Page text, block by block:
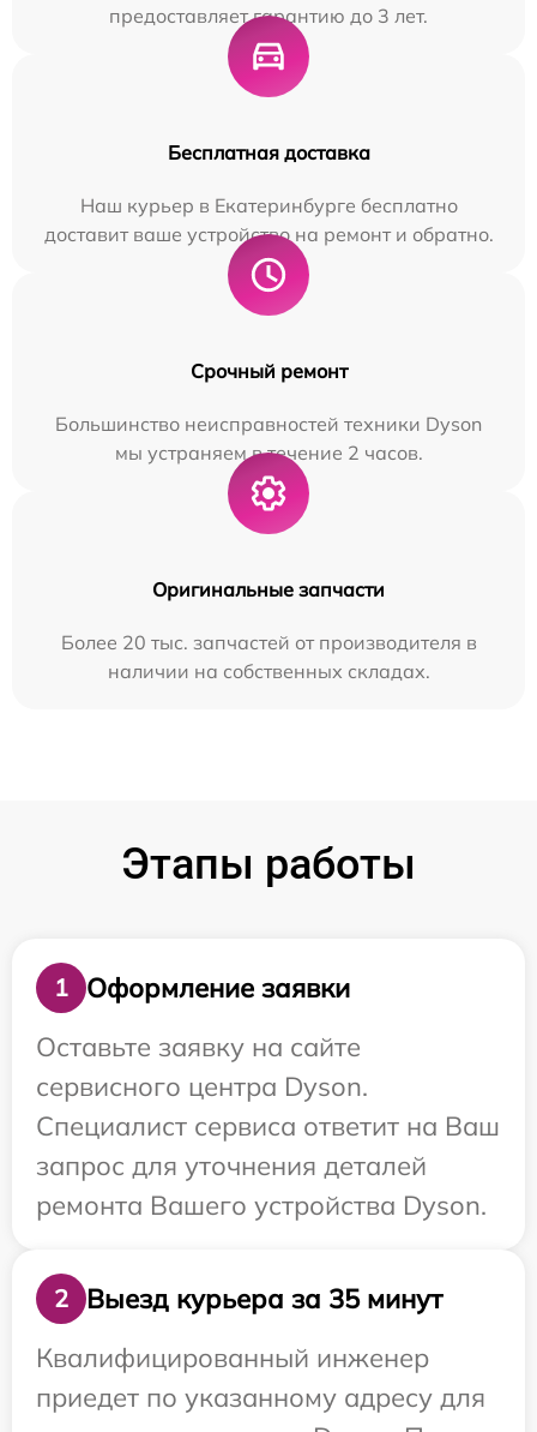
предоставляет гарантию до 3 лет.
Бесплатная доставка
Наш курьер в Екатеринбурге бесплатно
доставит ваше устройство на ремонт и обратно.
Срочный ремонт
Большинство неисправностей техники Dyson
мы устраняем в течение 2 часов.
Оригинальные запчасти
Более 20 тыс. запчастей от производителя в
наличии на собственных складах.
Этапы работы
1
Оформление заявки
Оставьте заявку на сайте
сервисного центра Dyson.
Специалист сервиса ответит на Ваш
запрос для уточнения деталей
ремонта Вашего устройства Dyson.
2
Выезд курьера за 35 минут
Квалифицированный инженер
приедет по указанному адресу для